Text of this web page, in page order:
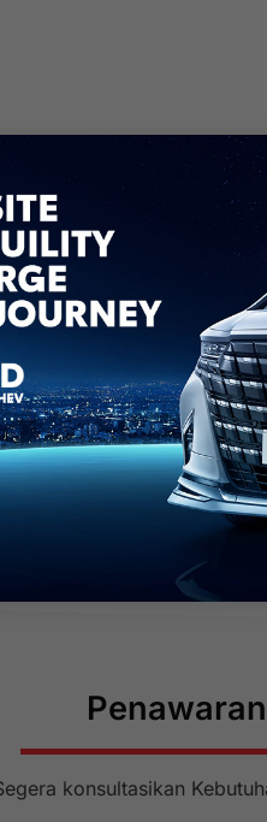
konsultasikan